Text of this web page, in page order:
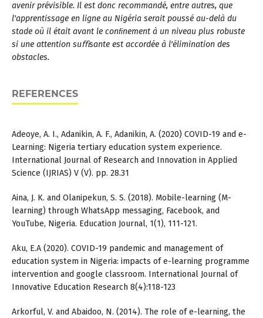
avenir prévisible. Il est donc recommandé, entre autres, que
l'apprentissage en ligne au Nigéria serait poussé au-delà du
stade où il était avant le conﬁnement à un niveau plus robuste
si une attention suﬃsante est accordée à l'élimination des
obstacles.
REFERENCES
Adeoye, A. I., Adanikin, A. F., Adanikin, A. (2020) COVID-19 and e-
Learning: Nigeria tertiary education system experience.
International Journal of Research and Innovation in Applied
Science (IJRIAS) V (V). pp. 28.31
Aina, J. K. and Olanipekun, S. S. (2018). Mobile-learning (M-
learning) through WhatsApp messaging, Facebook, and
YouTube, Nigeria. Education Journal, 1(1), 111-121.
Aku, E.A (2020). COVID-19 pandemic and management of
education system in Nigeria: impacts of e-learning programme
intervention and google classroom. International Journal of
Innovative Education Research 8(4):118-123
Arkorful, V. and Abaidoo, N. (2014). The role of e-learning, the